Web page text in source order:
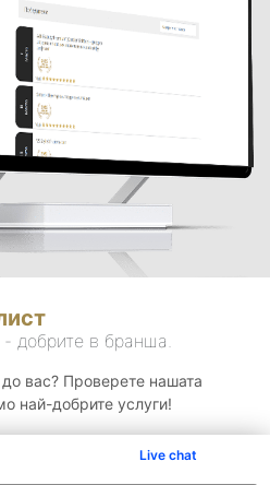
Live chat
добрите в бранша.
вас? Проверете нашата
най-добрите услуги!